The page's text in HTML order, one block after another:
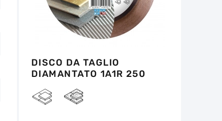
DISCO DA TAGLIO
DIAMANTATO 1A1R 250